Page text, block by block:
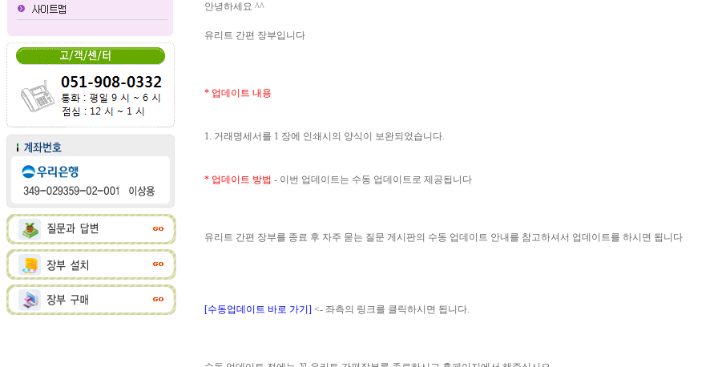
안녕하세요 ^^
유리트 간편 장부입니다
* 업데이트 내용
1. 거래명세서를 1 장에 인쇄시의 양식이 보완되었습니다.
* 업데이트 방법 - 이번 업데이트는 수동 업데이트로 제공됩니다
유리트 간편 장부를 종료 후 자주 묻는 질문 게시판의 수동 업데이트 안내를 참고하셔서 업데이트를 하시면 됩니다
[수동업데이트 바로 가기] <- 좌측의 링크를 클릭하시면 됩니다.